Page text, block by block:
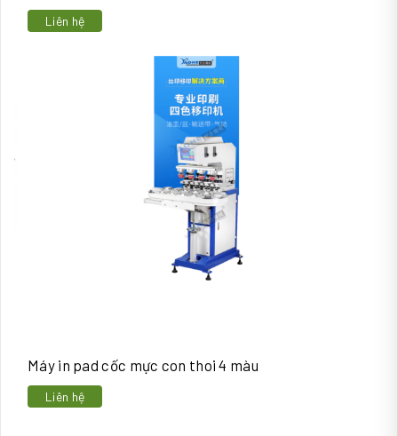
Liên hệ
Máy in pad cốc mực con thoi 4 màu
Liên hệ